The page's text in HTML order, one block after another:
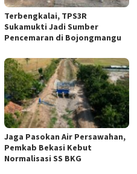
Terbengkalai, TPS3R
Sukamukti Jadi Sumber
Pencemaran di Bojongmangu
Jaga Pasokan Air Persawahan,
Pemkab Bekasi Kebut
Normalisasi SS BKG